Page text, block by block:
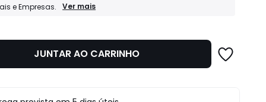
e Empresas.
Profissionais
especiais
para
Empresas.
Ver mais
JUNTAR AO CARRINHO